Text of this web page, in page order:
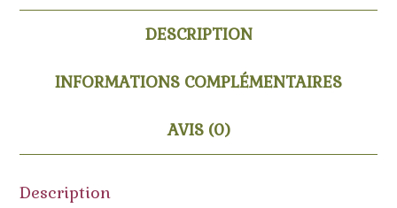
DESCRIPTION
INFORMATIONS COMPLÉMENTAIRES
AVIS (0)
Description